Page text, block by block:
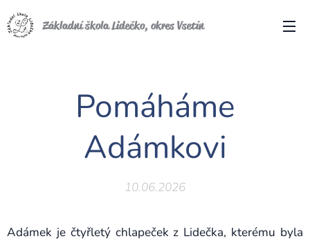
Základní škola Lidečko, okres Vsetín
Pomáháme
Adámkovi
10.06.2026
Adámek je čtyřletý chlapeček z Lidečka, kterému byla